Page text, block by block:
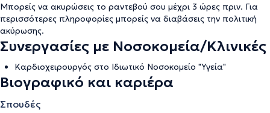
Μπορείς να ακυρώσεις το ραντεβού σου μέχρι 3 ώρες πριν. Για
περισσότερες πληροφορίες μπορείς να διαβάσεις την πολιτική
ακύρωσης.
Συνεργασίες με Νοσοκομεία/Κλινικές
Καρδιοχειρουργός στο Ιδιωτικό Νοσοκομείο "Υγεία"
Βιογραφικό και καριέρα
Σπουδές